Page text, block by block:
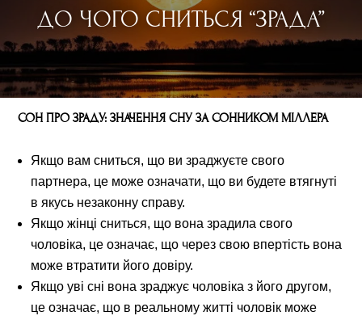
ДО ЧОГО СНИТЬСЯ “ЗРАДА”
СОН ПРО ЗРАДУ: ЗНАЧЕННЯ СНУ ЗА СОННИКОМ МІЛЛЕРА
Якщо вам сниться, що ви зраджуєте свого
партнера, це може означати, що ви будете втягнуті
в якусь незаконну справу.
Якщо жінці сниться, що вона зрадила свого
чоловіка, це означає, що через свою впертість вона
може втратити його довіру.
Якщо уві сні вона зраджує чоловіка з його другом,
це означає, що в реальному житті чоловік може